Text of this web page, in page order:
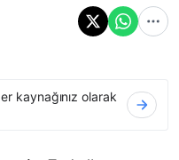
kaynağınız olarak